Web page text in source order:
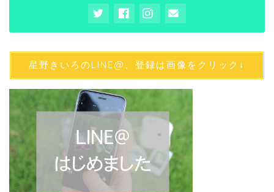
星野きいろのLINE@、登録は画像をクリック↓